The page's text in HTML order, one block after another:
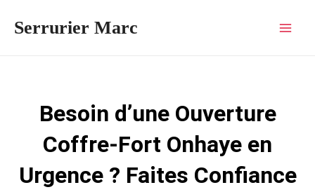
Serrurier Marc
Besoin d’une Ouverture
Coffre-Fort Onhaye en
Urgence ? Faites Confiance